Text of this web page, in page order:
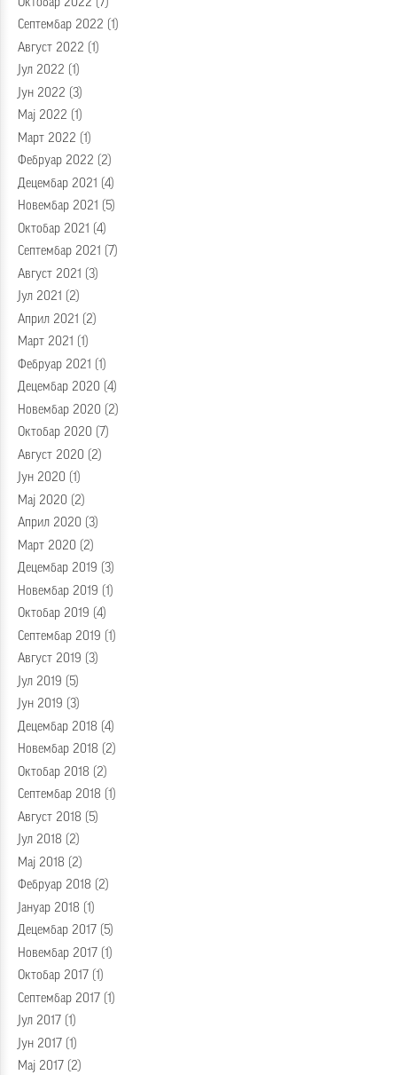
Септембар 2022 (1)
Август 2022 (1)
Јул 2022 (1)
Јун 2022 (3)
Мај 2022 (1)
Март 2022 (1)
Фебруар 2022 (2)
Децембар 2021
(4)
Новембар 2021
(5)
Октобар 2021
(4)
Септембар 2021
(7)
Август 2021
(3)
Јул 2021
(2)
Април 2021
(2)
Март 2021
(1)
Фебруар 2021
(1)
Децембар 2020 (4)
Новембар 2020 (2)
Октобар 2020 (7)
Август 2020 (2)
Јун 2020 (1)
Мај 2020 (2)
Април 2020 (3)
Март 2020 (2)
Децембар 2019 (3)
Новембар 2019 (1)
Октобар 2019 (4)
Септембар 2019 (1)
Август 2019 (3)
Јул 2019 (5)
Јун 2019 (3)
Децембар 2018 (4)
Новембар 2018 (2)
Октобар 2018 (2)
Септембар 2018 (1)
Август 2018 (5)
Јул 2018 (2)
Мај 2018 (2)
Фебруар 2018 (2)
Јануар 2018 (1)
Децембар 2017 (5)
Новембар 2017 (1)
Октобар 2017 (1)
Септембар 2017 (1)
Јул 2017 (1)
Јун 2017 (1)
Мај 2017 (2)